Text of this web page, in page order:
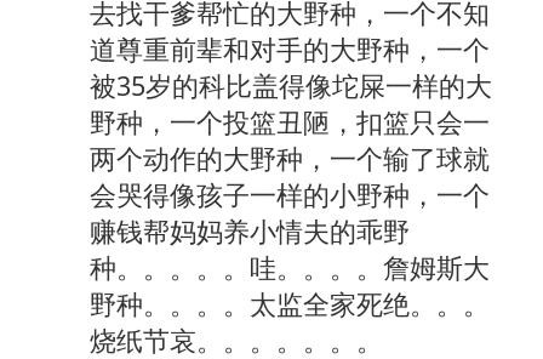
去找干爹帮忙的大野种，一个不知
道尊重前辈和对手的大野种，一个
被35岁的科比盖得像坨屎一样的大
野种，一个投篮丑陋，扣篮只会一
两个动作的大野种，一个输了球就
会哭得像孩子一样的小野种，一个
赚钱帮妈妈养小情夫的乖野
种。。。。。哇。。。。詹姆斯大
野种。。。。太监全家死绝。。。
烧纸节哀。。。。。。。